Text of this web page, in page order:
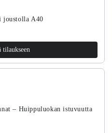
joustolla A40
tilaukseen
– Huippuluokan istuvuutta